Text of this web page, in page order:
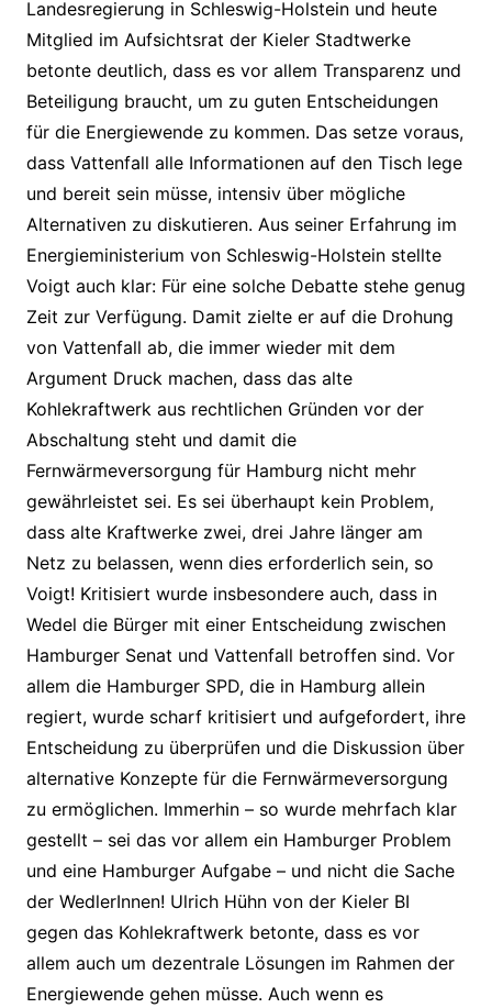
Landesregierung in Schleswig-Holstein und heute
Mitglied im Aufsichtsrat der Kieler Stadtwerke
betonte deutlich, dass es vor allem Transparenz und
Beteiligung braucht, um zu guten Entscheidungen
für die Energiewende zu kommen. Das setze voraus,
dass Vattenfall alle Informationen auf den Tisch lege
und bereit sein müsse, intensiv über mögliche
Alternativen zu diskutieren. Aus seiner Erfahrung im
Energieministerium von Schleswig-Holstein stellte
Voigt auch klar: Für eine solche Debatte stehe genug
Zeit zur Verfügung. Damit zielte er auf die Drohung
von Vattenfall ab, die immer wieder mit dem
Argument Druck machen, dass das alte
Kohlekraftwerk aus rechtlichen Gründen vor der
Abschaltung steht und damit die
Fernwärmeversorgung für Hamburg nicht mehr
gewährleistet sei. Es sei überhaupt kein Problem,
dass alte Kraftwerke zwei, drei Jahre länger am
Netz zu belassen, wenn dies erforderlich sein, so
Voigt! Kritisiert wurde insbesondere auch, dass in
Wedel die Bürger mit einer Entscheidung zwischen
Hamburger Senat und Vattenfall betroffen sind. Vor
allem die Hamburger SPD, die in Hamburg allein
regiert, wurde scharf kritisiert und aufgefordert, ihre
Entscheidung zu überprüfen und die Diskussion über
alternative Konzepte für die Fernwärmeversorgung
zu ermöglichen. Immerhin – so wurde mehrfach klar
gestellt – sei das vor allem ein Hamburger Problem
und eine Hamburger Aufgabe – und nicht die Sache
der WedlerInnen! Ulrich Hühn von der Kieler BI
gegen das Kohlekraftwerk betonte, dass es vor
allem auch um dezentrale Lösungen im Rahmen der
Energiewende gehen müsse. Auch wenn es